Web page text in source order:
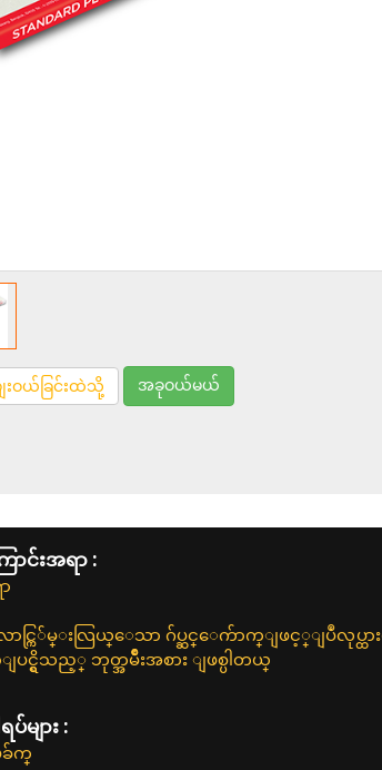
းဝယ်ခြင်းထဲသို့ အခုဝယ်မယ်
ာင်းအရာ :
ာင္ကြ်မ္းလြယ္ေသာ ဂ်ပ္ဆင္ေက်ာက္ျဖင့္ျပဳလုပ္ထာ
ပင္ရွိသည့္ ဘုတ္အမ်ိဳးအစား ျဖစ္ပါတယ္
များ :
က္